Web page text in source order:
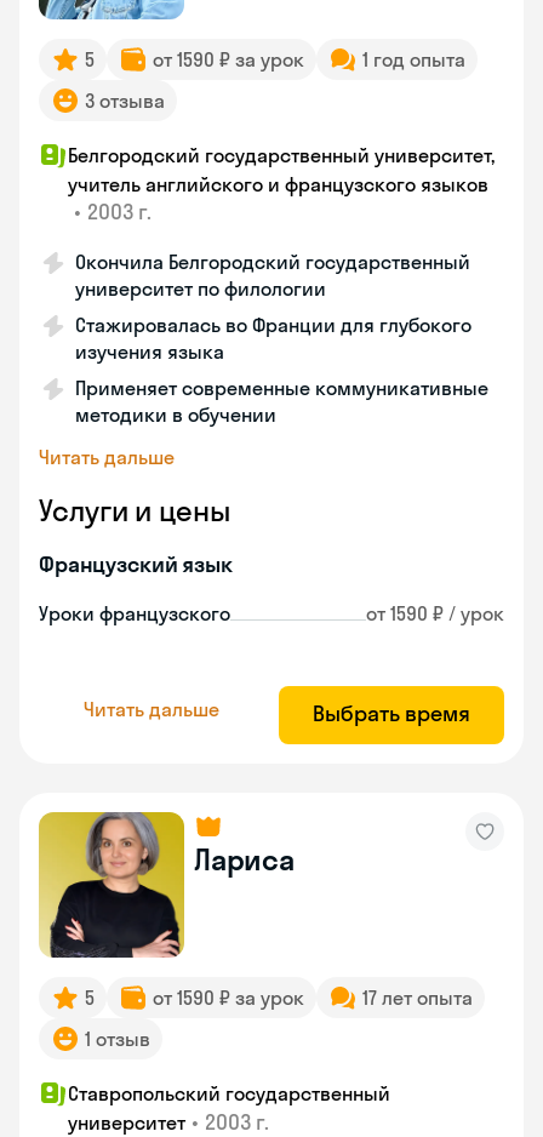
5 от 1590 ₽ за урок
1 год опыта
3 отзыва
Белгородский государственный университет,
учитель английского и французского языков
• 2003 г.
Окончила Белгородский государственный
университет по филологии
Стажировалась во Франции для глубокого
изучения языка
Применяет современные коммуникативные
методики в обучении
Читать дальше
Услуги и цены
Французский язык
Уроки французского от 1590 ₽ / урок
Читать дальше Выбрать время
Лариса
5 от 1590 ₽ за урок
17 лет опыта
1 отзыв
Ставропольский государственный
университет • 2003 г.